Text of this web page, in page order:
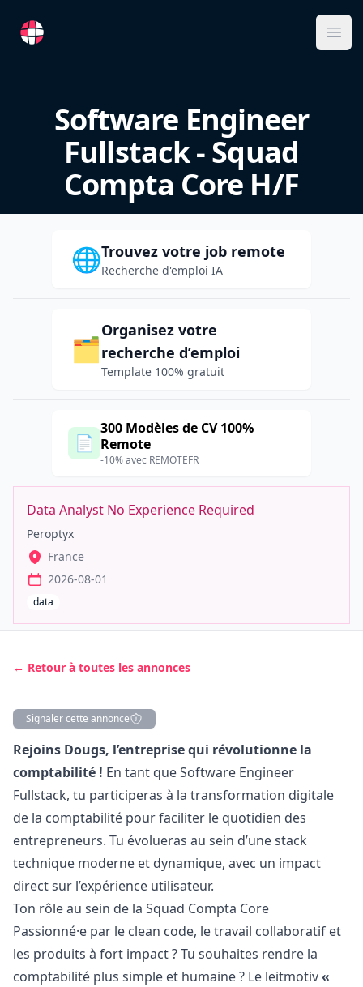
RemoteFR
Software Engineer
Fullstack - Squad
Compta Core H/F
🌐Trouvez votre job remote
Recherche d'emploi IA
🗂️
Organisez votre
recherche d’emploi
Template 100% gratuit
📄
300 Modèles de CV 100%
Remote
-10% avec REMOTEFR
Data Analyst No Experience Required
Peroptyx
France
2026-08-01
data
← Retour à toutes les annonces
Signaler cette annonce
Description
Rejoins Dougs, l’entreprise qui révolutionne la
comptabilité ! En tant que Software Engineer
Fullstack, tu participeras à la transformation digitale
de la comptabilité pour faciliter le quotidien des
entrepreneurs. Tu évolueras au sein d’une stack
technique moderne et dynamique, avec un impact
direct sur l’expérience utilisateur.
Ton rôle au sein de la Squad Compta Core
Passionné·e par le clean code, le travail collaboratif et
les produits à fort impact ? Tu souhaites rendre la
comptabilité plus simple et humaine ? Le leitmotiv«